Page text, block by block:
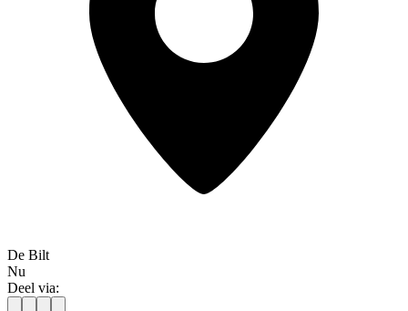
De Bilt
Nu
Deel via: